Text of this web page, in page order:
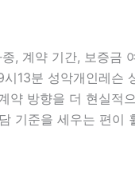
, 계약 기간, 보증금
13분 성악개인레슨
방향을 더 현실적
기준을 세우는 편이